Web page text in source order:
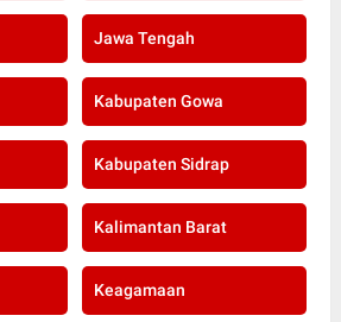
Jawa Tengah
Kabupaten Gowa
Kabupaten Sidrap
Kalimantan Barat
Keagamaan